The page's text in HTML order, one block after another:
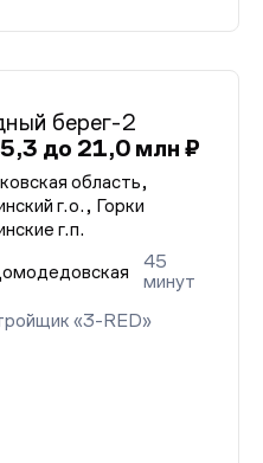
г.
г.
г.
г.
г.
г.
г.
г.
г.
г.
г.
г.
г.
г.
г.
г.
г.
г.
г.
г.
г.
берег-2
до 21,0 млн ₽
область,
г.о., Горки
г.п.
45
минут
«3-RED»